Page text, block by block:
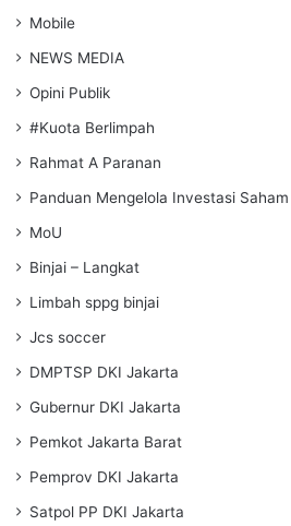
Mobile
NEWS MEDIA
Opini Publik
#Kuota Berlimpah
Rahmat A Paranan
Panduan Mengelola Investasi Saham
MoU
Binjai – Langkat
Limbah sppg binjai
Jcs soccer
DMPTSP DKI Jakarta
Gubernur DKI Jakarta
Pemkot Jakarta Barat
Pemprov DKI Jakarta
Satpol PP DKI Jakarta